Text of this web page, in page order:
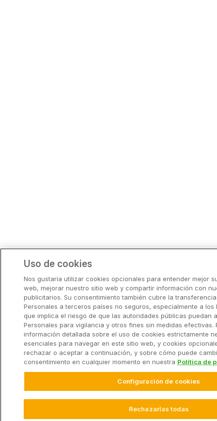
Uso de cookies
Nos gustaría utilizar cookies opcionales para entender mejor
web, mejorar nuestro sitio web y compartir información con
publicitarios. Su consentimiento también cubre la
Personales a terceros países no seguros, especialmente a los
que implica el riesgo de que las autoridades públicas puedan
Personales para vigilancia y otros fines sin medidas efectivas.
información detallada sobre el uso de cookies estrictamente
esenciales para navegar en este sitio web, y cookies
rechazar o aceptar a continuación, y sobre cómo puede
consentimiento en cualquier momento en nuestra Política de
Configuración de cookies
Rechazarlas todas